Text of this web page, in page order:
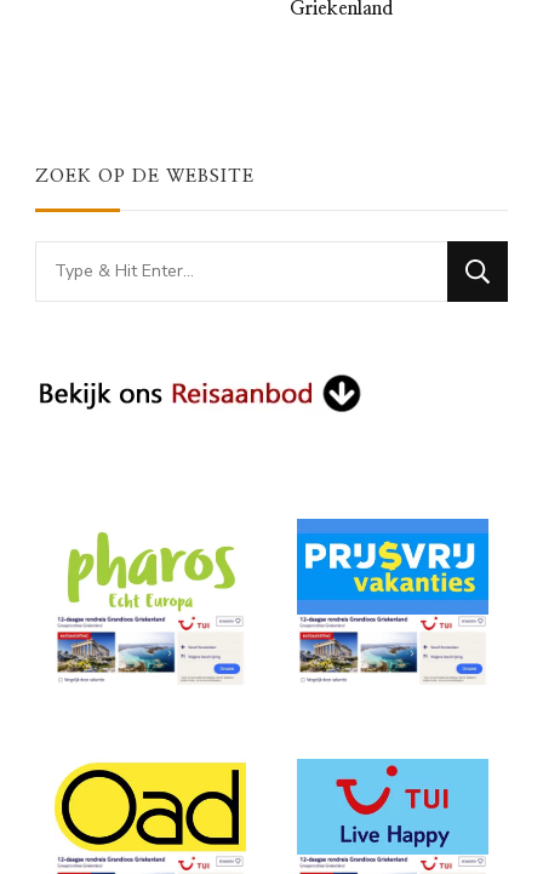
Griekenland
ZOEK OP DE WEBSITE
Looking
for